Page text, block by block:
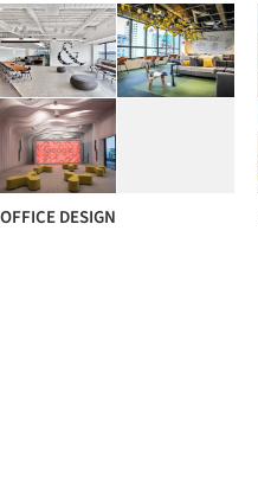
OFFICE DESIGN